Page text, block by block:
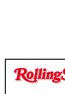
TEMPO DI
TEMPO DI